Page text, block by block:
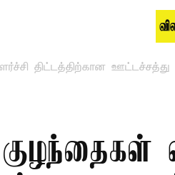
திட்டத்திற்கான